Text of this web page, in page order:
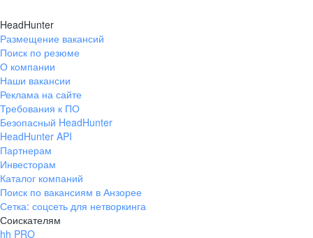
HeadHunter
Размещение вакансий
Поиск по резюме
О компании
Наши вакансии
Реклама на сайте
Требования к ПО
Безопасный HeadHunter
HeadHunter API
Партнерам
Инвесторам
Каталог компаний
Поиск по вакансиям в Анзорее
Сетка: соцсеть для нетворкинга
Соискателям
hh PRO